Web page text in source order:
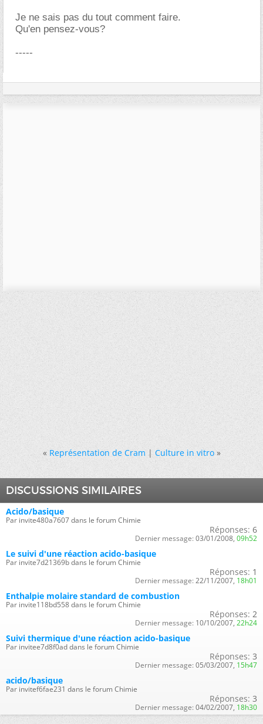
Je ne sais pas du tout comment faire.
Qu'en pensez-vous?
-----
« Représentation de Cram|Culture in vitro »
DISCUSSIONS SIMILAIRES
Acido/basique
Par invite480a7607 dans le forum Chimie
Réponses: 6
Dernier message: 03/01/2008, 09h52
Le suivi d'une réaction acido-basique
Par invite7d21369b dans le forum Chimie
Réponses: 1
Dernier message: 22/11/2007, 18h01
Enthalpie molaire standard de combustion
Par invite118bd558 dans le forum Chimie
Réponses: 2
Dernier message: 10/10/2007, 22h24
Suivi thermique d'une réaction acido-basique
Par invitee7d8f0ad dans le forum Chimie
Réponses: 3
Dernier message: 05/03/2007, 15h47
acido/basique
Par invitef6fae231 dans le forum Chimie
Réponses: 3
Dernier message: 04/02/2007, 18h30